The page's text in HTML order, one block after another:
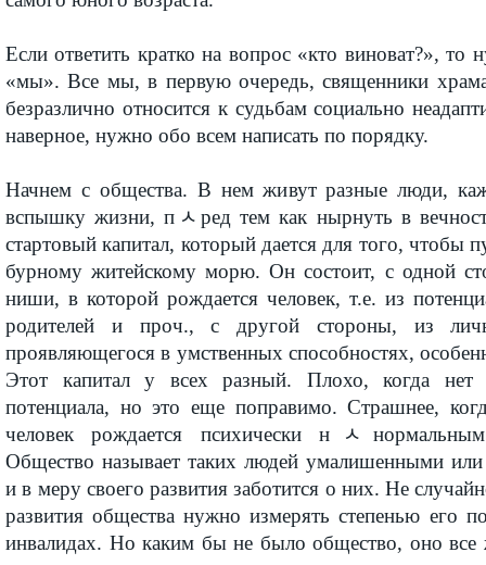
Если ответить кратко на вопрос «кто виноват?», то
«мы». Все мы, в первую очередь, священники
безразлично относится к судьбам социально
наверное, нужно обо всем написать по порядку.
Начнем с общества. В нем живут разные люди,
вспышку жизни, пﾵред тем как нырнуть в
стартовый капитал, который дается для того, чтобы
бурному житейскому морю. Он состоит, с одной
ниши, в которой рождается человек, т.е. из
родителей и проч., с другой стороны, из
проявляющегося в умственных способностях,
Этот капитал у всех разный. Плохо, когда нет
потенциала, но это еще поправимо. Страшнее,
человек рождается психически нﾵ
Общество называет таких людей умалишенными или
и в меру своего развития заботится о них. Не
развития общества нужно измерять степенью его
инвалидах. Но каким бы не было общество, оно все